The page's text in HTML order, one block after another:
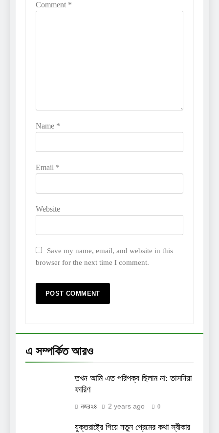
Comment *
Name *
Email *
Website
Save my name, email, and website in this
browser for the next time I comment.
এ সম্পর্কিত আরও
তখন আমি এত পরিপক্ব ছিলাম না: তাসনিয়া
ফারিণ
নজর২৪ 2 years ago 0
যুক্তরাষ্ট্রে গিয়ে নতুন প্রেমের কথা স্বীকার